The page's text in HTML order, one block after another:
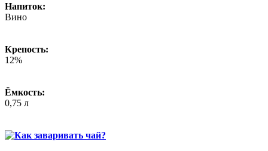
Напиток:
Вино
Крепость:
12%
Ёмкость:
0,75 л